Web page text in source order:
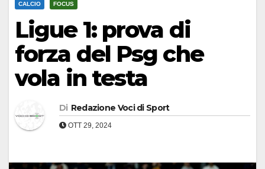
CALCIO FOCUS
Ligue 1: prova di
forza del Psg che
vola in testa
Di Redazione Voci di Sport
OTT 29, 2024